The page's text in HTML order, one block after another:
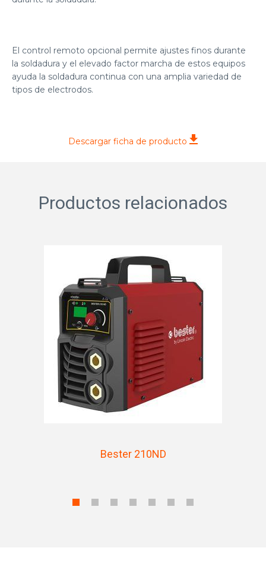
El control remoto opcional permite ajustes finos durante
la soldadura y el elevado factor marcha de estos equipos
ayuda la soldadura continua con una amplia variedad de
tipos de electrodos.
Descargar ficha de producto
Productos relacionados
Bester 210ND